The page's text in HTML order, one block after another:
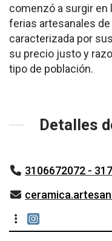
comenzó a surgir en
ferias artesanales de
caracterizada por
su precio justo y
tipo de población.
Detalles
3106672072 -